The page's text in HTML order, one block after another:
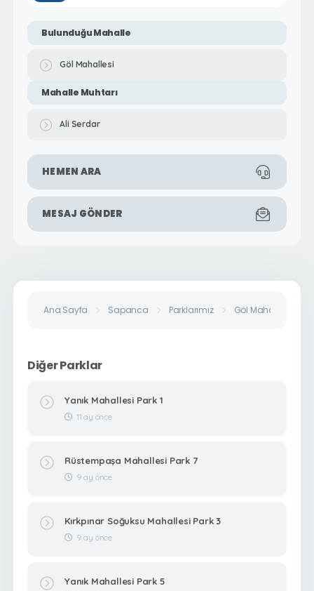
Bulunduğu Mahalle
Göl Mahallesi
Mahalle Muhtarı
Ali Serdar
HEMEN ARA
MESAJ GÖNDER
Ana Sayfa Sapanca Parklarımız Göl Mahallesi Park
Diğer Parklar
Yanık Mahallesi Park 1
11 ay önce
Rüstempaşa Mahallesi Park 7
9 ay önce
Kırkpınar Soğuksu Mahallesi Park 3
9 ay önce
Yanık Mahallesi Park 5